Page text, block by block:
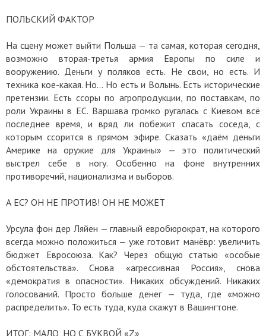
ПОЛЬСКИЙ ФАКТОР
На сцену может выйти Польша — та самая, которая сегодня,
возможно вторая-третья армия Европы по силе и
вооружению. Деньги у поляков есть. Не свои, но есть. И
техника кое-какая. Но… Но есть и Волынь. Есть исторические
претензии. Есть ссоры по агропродукции, по поставкам, по
роли Украины в ЕС. Варшава громко ругалась с Киевом всё
последнее время, и вряд ли побежит спасать соседа, с
которым ссорится в прямом эфире. Сказать «даём деньги
Америке на оружие для Украины» — это политический
выстрел себе в ногу. Особенно на фоне внутренних
противоречий, национализма и выборов.
А ЕС? ОН НЕ ПРОТИВ! ОН НЕ МОЖЕТ
Урсула фон дер Ляйен — главный евробюрократ, на которого
всегда можно положиться — уже готовит манёвр: увеличить
бюджет Евросоюза. Как? Через общую статью «особые
обстоятельства». Снова «агрессивная Россия», снова
«демократия в опасности». Никаких обсуждений. Никаких
голосований. Просто больше денег — туда, где «можно
распределить». То есть туда, куда скажут в Вашингтоне.
ИТОГ: МАЛО, НО С БУКВОЙ «Z»